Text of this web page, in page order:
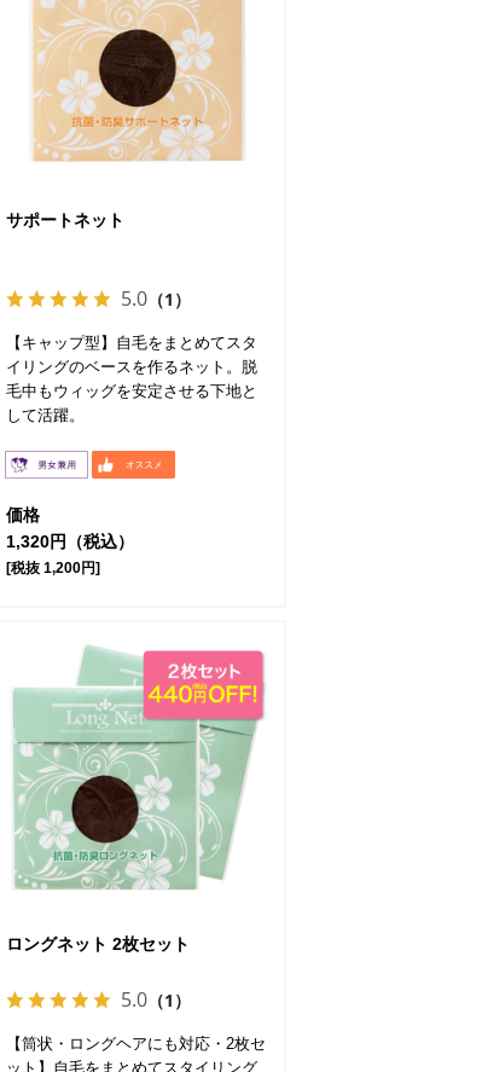
サポートネット
5.0 （1）
【キャップ型】自毛をまとめてスタ
イリングのベースを作るネット。脱
毛中もウィッグを安定させる下地と
して活躍。
価格
1,320円（税込）
[税抜 1,200円]
ロングネット 2枚セット
5.0 （1）
【筒状・ロングヘアにも対応・2枚セ
ット】自毛をまとめてスタイリング